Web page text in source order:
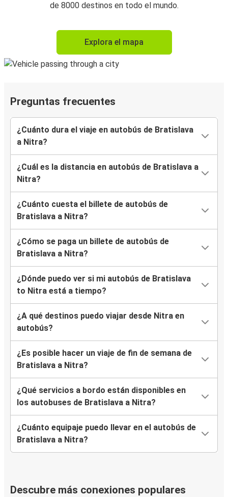
de 8000 destinos en todo el mundo.
Explora el mapa
Preguntas frecuentes
¿Cuánto dura el viaje en autobús de Bratislava
a Nitra?
¿Cuál es la distancia en autobús de Bratislava a
Nitra?
¿Cuánto cuesta el billete de autobús de
Bratislava a Nitra?
¿Cómo se paga un billete de autobús de
Bratislava a Nitra?
¿Dónde puedo ver si mi autobús de Bratislava
to Nitra está a tiempo?
¿A qué destinos puedo viajar desde Nitra en
autobús?
¿Es posible hacer un viaje de fin de semana de
Bratislava a Nitra?
¿Qué servicios a bordo están disponibles en
los autobuses de Bratislava a Nitra?
¿Cuánto equipaje puedo llevar en el autobús de
Bratislava a Nitra?
Descubre más conexiones populares